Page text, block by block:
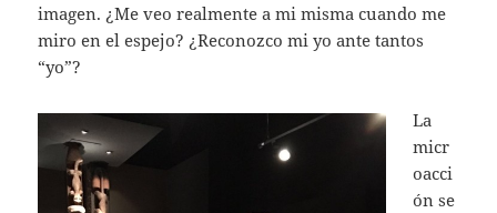
imagen. ¿Me veo realmente a mi misma cuando me
miro en el espejo? ¿Reconozco mi yo ante tantos
“yo”?
La
micr
oacci
ón se